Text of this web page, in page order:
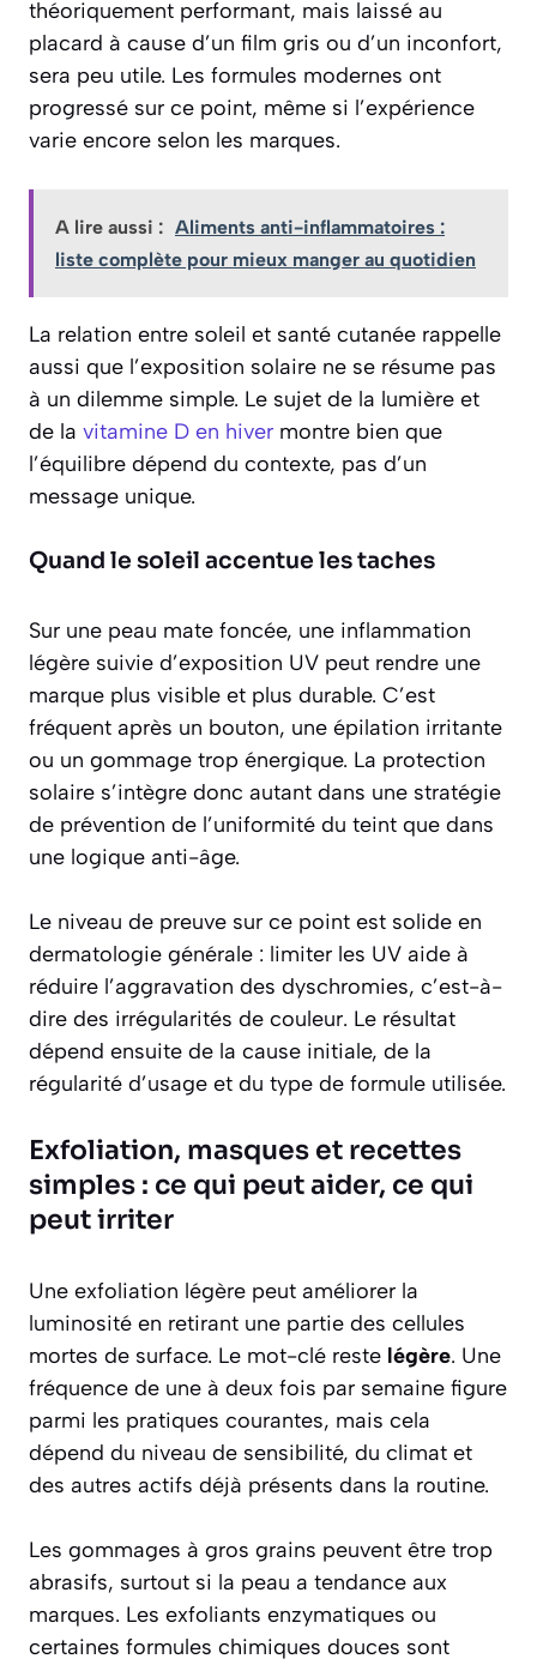
théoriquement performant, mais laissé au
placard à cause d’un film gris ou d’un inconfort,
sera peu utile. Les formules modernes ont
progressé sur ce point, même si l’expérience
varie encore selon les marques.
A lire aussi : Aliments anti-inflammatoires :
liste complète pour mieux manger au quotidien
La relation entre soleil et santé cutanée rappelle
aussi que l’exposition solaire ne se résume pas
à un dilemme simple. Le sujet de la lumière et
de la vitamine D en hiver montre bien que
l’équilibre dépend du contexte, pas d’un
message unique.
Quand le soleil accentue les taches
Sur une peau mate foncée, une inflammation
légère suivie d’exposition UV peut rendre une
marque plus visible et plus durable. C’est
fréquent après un bouton, une épilation irritante
ou un gommage trop énergique. La protection
solaire s’intègre donc autant dans une stratégie
de prévention de l’uniformité du teint que dans
une logique anti-âge.
Le niveau de preuve sur ce point est solide en
dermatologie générale : limiter les UV aide à
réduire l’aggravation des dyschromies, c’est-à-
dire des irrégularités de couleur. Le résultat
dépend ensuite de la cause initiale, de la
régularité d’usage et du type de formule utilisée.
Exfoliation, masques et recettes
simples : ce qui peut aider, ce qui
peut irriter
Une exfoliation légère peut améliorer la
luminosité en retirant une partie des cellules
mortes de surface. Le mot-clé reste légère. Une
fréquence de une à deux fois par semaine figure
parmi les pratiques courantes, mais cela
dépend du niveau de sensibilité, du climat et
des autres actifs déjà présents dans la routine.
Les gommages à gros grains peuvent être trop
abrasifs, surtout si la peau a tendance aux
marques. Les exfoliants enzymatiques ou
certaines formules chimiques douces sont